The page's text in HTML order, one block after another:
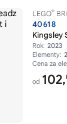
LEGO®
40618
Kingsley
Rok: 2023
Elementy:
Cena za
od 102,